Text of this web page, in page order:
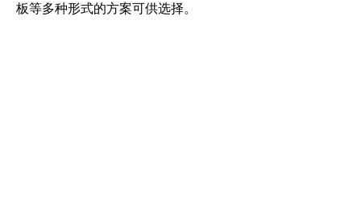
板等多种形式的方案可供选择。